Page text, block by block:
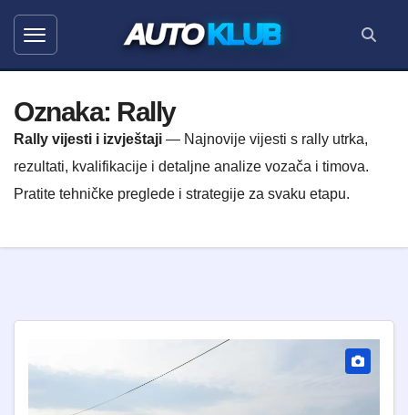
AUTOKLUB
Oznaka: Rally
Rally vijesti i izvještaji — Najnovije vijesti s rally utrka,
rezultati, kvalifikacije i detaljne analize vozača i timova.
Pratite tehničke preglede i strategije za svaku etapu.